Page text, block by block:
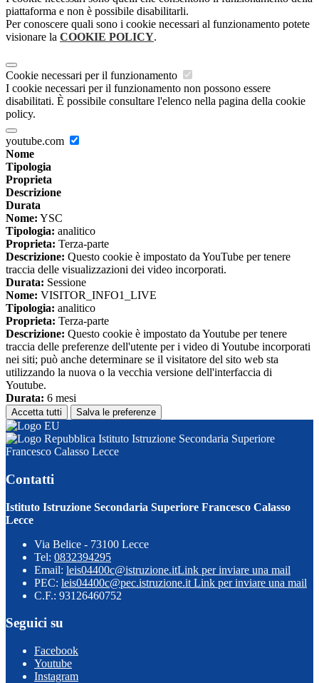
piattaforma e non è possibile disabilitarli.
Per conoscere quali sono i cookie necessari al funzionamento potete
visionare la COOKIE POLICY.
Cookie necessari per il funzionamento
I cookie necessari per il funzionamento non possono essere
disabilitati. È possibile consultare l'elenco nella pagina della cookie
policy.
youtube.com
Nome
Tipologia
Proprieta
Descrizione
Durata
Nome: YSC
Tipologia: analitico
Proprieta: Terza-parte
Descrizione: Questo cookie è impostato da YouTube per tenere
traccia delle visualizzazioni dei video incorporati.
Durata: Sessione
Nome: VISITOR_INFO1_LIVE
Tipologia: analitico
Proprieta: Terza-parte
Descrizione: Questo cookie è impostato da Youtube per tenere
traccia delle preferenze dell'utente per i video di Youtube incorporati
nei siti; può anche determinare se il visitatore del sito web sta
utilizzando la nuova o la vecchia versione dell'interfaccia di
Youtube.
Durata: 6 mesi
Accetta tutti Salva le preferenze
Istituto Istruzione Secondaria Superiore
Francesco Calasso Lecce
Contatti
Istituto Istruzione Secondaria Superiore Francesco Calasso
Lecce
Via Belice - 73100 Lecce
Tel: 0832394295
Email: leis04400c@istruzione.itLink per inviare una mail
PEC: leis04400c@pec.istruzione.it Link per inviare una mail
C.F.: 93126460752
Seguici su
Facebook
Youtube
Instagram